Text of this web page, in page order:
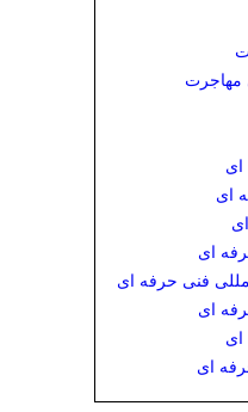
مهاجرت
ای
ای
فنی حرفه ای
ای
ای
ای